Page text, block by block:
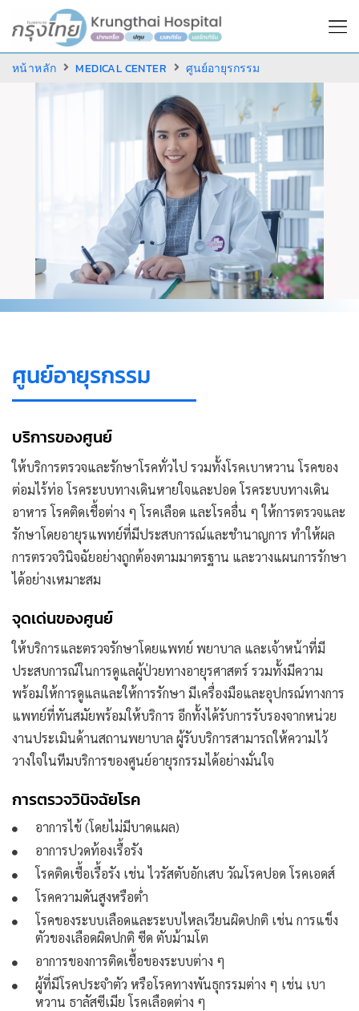
หน้าหลัก MEDICAL CENTER ศูนย์อายุรกรรม
ศูนย์อายุรกรรม
บริการของศูนย์
ให้บริการตรวจและรักษาโรคทั่วไป รวมทั้งโรคเบาหวาน โรคของ
ต่อมไร้ท่อ โรคระบบทางเดินหายใจและปอด โรคระบบทางเดิน
อาหาร โรคติดเชื้อต่าง ๆ โรคเลือด และโรคอื่น ๆ ให้การตรวจและ
รักษาโดยอายุรแพทย์ที่มีประสบการณ์และชำนาญการ ทำให้ผล
การตรวจวินิจฉัยอย่างถูกต้องตามมาตรฐาน และวางแผนการรักษา
ได้อย่างเหมาะสม
จุดเด่นของศูนย์
ให้บริการและตรวจรักษาโดยแพทย์ พยาบาล และเจ้าหน้าที่มี
ประสบการณ์ในการดูแลผู้ป่วยทางอายุรศาสตร์ รวมทั้งมีความ
พร้อมให้การดูแลและให้การรักษา มีเครื่องมือและอุปกรณ์ทางการ
แพทย์ที่ทันสมัยพร้อมให้บริการ อีกทั้งได้รับการรับรองจากหน่วย
งานประเมินด้านสถานพยาบาล ผู้รับบริการสามารถให้ความไว้
วางใจในทีมบริการของศูนย์อายุรกรรมได้อย่างมั่นใจ
การตรวจวินิจฉัยโรค
อาการไข้ (โดยไม่มีบาดแผล)
อาการปวดท้องเรื้อรัง
โรคติดเชื้อเรื้อรัง เช่น ไวรัสตับอักเสบ วัณโรคปอด โรคเอดส์
โรคความดันสูงหรือต่ำ
โรคของระบบเลือดและระบบไหลเวียนผิดปกติ เช่น การแข็ง
ตัวของเลือดผิดปกติ ซีด ตับม้ามโต
อาการของการติดเชื้อของระบบต่าง ๆ
ผู้ที่มีโรคประจำตัว หรือโรคทางพันธุกรรมต่าง ๆ เช่น เบา
หวาน ธาลัสซีเมีย โรคเลือดต่าง ๆ